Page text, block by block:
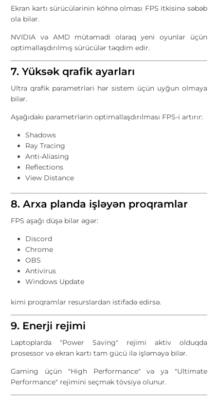
Ekran kartı sürücülərinin köhnə olması FPS itkisinə səbəb
ola bilər.
NVIDIA və AMD mütəmadi olaraq yeni oyunlar üçün
optimallaşdırılmış sürücülər təqdim edir.
7. Yüksək qrafik ayarları
Ultra qrafik parametrləri hər sistem üçün uyğun olmaya
bilər.
Aşağıdakı parametrlərin optimallaşdırılması FPS-i artırır:
Shadows
Ray Tracing
Anti-Aliasing
Reflections
View Distance
8. Arxa planda işləyən proqramlar
FPS aşağı düşə bilər əgər:
Discord
Chrome
OBS
Antivirus
Windows Update
kimi proqramlar resurslardan istifadə edirsə.
9. Enerji rejimi
Laptoplarda "Power Saving" rejimi aktiv olduqda
prosessor və ekran kartı tam gücü ilə işləməyə bilər.
Gaming üçün "High Performance" və ya "Ultimate
Performance" rejimini seçmək tövsiyə olunur.